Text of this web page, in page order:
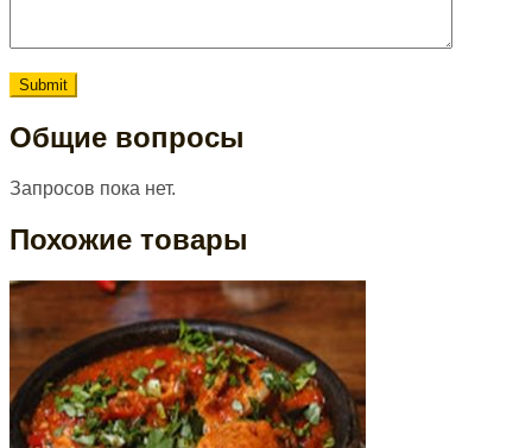
Общие вопросы
Запросов пока нет.
Похожие товары